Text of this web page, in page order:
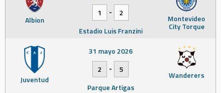
Albion Montevideo
City Torque
1
-
2
Estadio Luis Franzini
Juventud Wanderers
31 mayo 2026
2
-
5
Parque Artigas